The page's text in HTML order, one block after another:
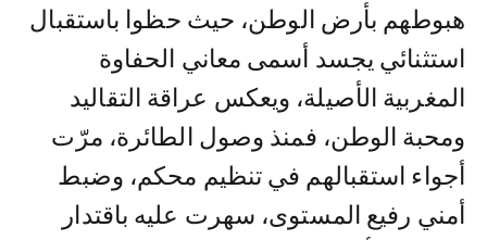
هبوطهم بأرض الوطن، حيث حظوا باستقبال
استثنائي يجسد أسمى معاني الحفاوة
المغربية الأصيلة، ويعكس عراقة التقاليد
ومحبة الوطن، فمنذ وصول الطائرة، مرّت
أجواء استقبالهم في تنظيم محكم، وضبط
أمني رفيع المستوى، سهرت عليه باقتدار